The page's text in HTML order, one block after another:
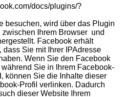
docs/plugins/?
besuchen, wird über das Plugin
Ihrem Browser und
Facebook erhält
dass Sie mit Ihrer IPAdresse
Wenn Sie den Facebook
während Sie in Ihrem Facebook-
können Sie die Inhalte dieser
Profil verlinken. Dadurch
dieser Website Ihrem